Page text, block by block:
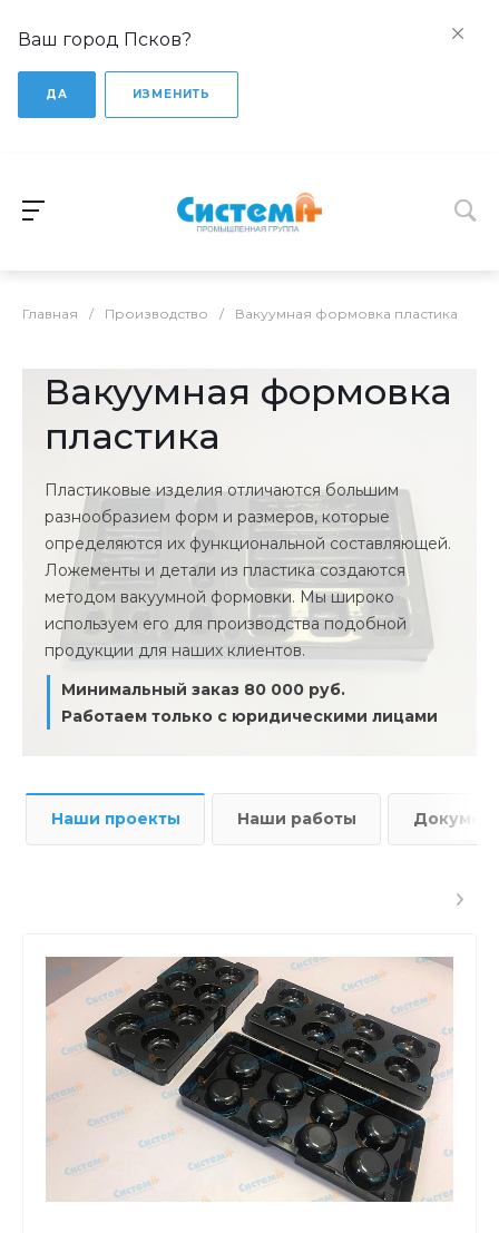
Ваш город Псков?
ДА ИЗМЕНИТЬ
Главная / Производство / Вакуумная формовка пластика
Вакуумная формовка
пластика
Пластиковые изделия отличаются большим
разнообразием форм и размеров, которые
определяются их функциональной составляющей.
Ложементы и детали из пластика создаются
методом вакуумной формовки. Мы широко
используем его для производства подобной
продукции для наших клиентов.
Минимальный заказ 80 000 руб.
Работаем только с юридическими лицами
Наши проекты Наши работы